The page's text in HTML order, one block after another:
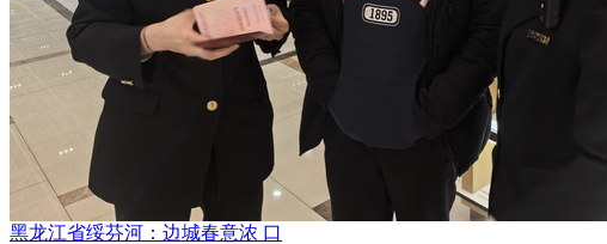
黑龙江省绥芬河：边城春意浓 口